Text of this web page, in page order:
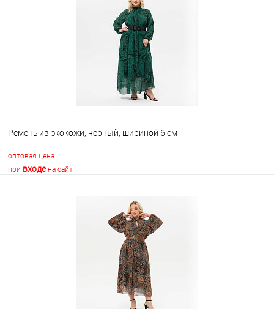
Ремень из экокожи, черный, шириной 6 см
оптовая цена
при входена сайт
В корзину